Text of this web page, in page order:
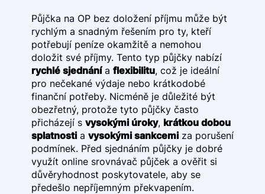
Půjčka na OP bez doložení příjmu může být
rychlým a snadným řešením pro ty, kteří
potřebují peníze okamžitě a nemohou
doložit své příjmy. Tento typ půjčky nabízí
rychlé sjednánía flexibilitu, což je ideální
pro nečekané výdaje nebo krátkodobé
finanční potřeby. Nicméně je důležité být
obezřetný, protože tyto půjčky často
přicházejí s vysokými úroky, krátkou dobou
splatnostia vysokými sankcemiza porušení
podmínek. Před sjednáním půjčky je dobré
využít online srovnávač půjček a ověřit si
důvěryhodnost poskytovatele, aby se
předešlo nepříjemným překvapením.